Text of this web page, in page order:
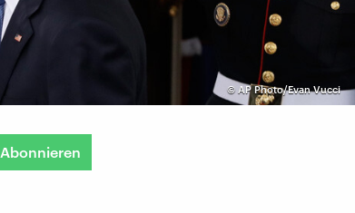
© AP Photo/Evan Vucci
Abonnieren